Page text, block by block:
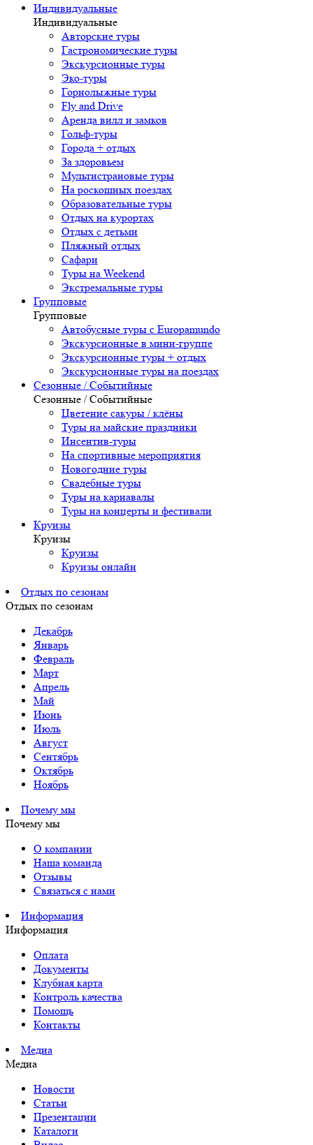
Индивидуальные
Индивидуальные
Авторские туры
Гастрономические туры
Экскурсионные туры
Эко-туры
Горнолыжные туры
Fly and Drive
Аренда вилл и замков
Гольф-туры
Города + отдых
За здоровьем
Мультистрановые туры
На роскошных поездах
Образовательные туры
Отдых на курортах
Отдых с детьми
Пляжный отдых
Сафари
Туры на Weekend
Экстремальные туры
Групповые
Групповые
Автобусные туры с Europamundo
Экскурсионные в мини-группе
Экскурсионные туры + отдых
Экскурсионные туры на поездах
Сезонные / Событийные
Сезонные / Событийные
Цветение сакуры / клёны
Туры на майские праздники
Инсентив-туры
На спортивные мероприятия
Новогодние туры
Свадебные туры
Туры на карнавалы
Туры на концерты и фестивали
Круизы
Круизы
Круизы
Круизы онлайн
Отдых по сезонам
Отдых по сезонам
Декабрь
Январь
Февраль
Март
Апрель
Май
Июнь
Июль
Август
Сентябрь
Октябрь
Ноябрь
Почему мы
Почему мы
О компании
Наша команда
Отзывы
Связаться с нами
Информация
Информация
Оплата
Документы
Клубная карта
Контроль качества
Помощь
Контакты
Медиа
Медиа
Новости
Статьи
Презентации
Каталоги